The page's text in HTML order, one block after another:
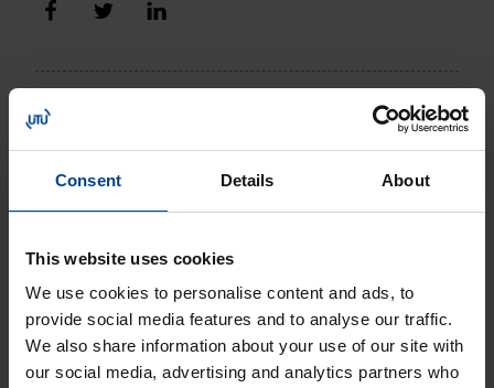
Consent Details About
This website uses cookies
We use cookies to personalise content and ads, to
provide social media features and to analyse our traffic.
We also share information about your use of our site with
our social media, advertising and analytics partners who
Liittyvät artikkelit
TEOLLISUUDEN TIEDONSIIRTO 10.7.2026
TOSI Platform – Etäyhteyksistä kattavaksi
2. TEOLLISUUDEN TIEDONSIIRTO 19.11.2025
Vitrulan Composites Oy tehosti tuotantoaan
UTU Automationin ratkaisuilla